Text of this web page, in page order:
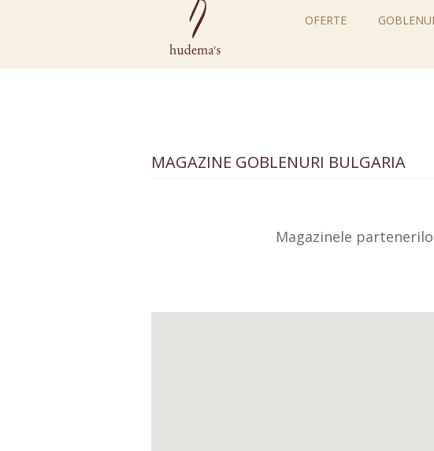
OFERTE
MAGAZINE GOBLENURI BULGARIA
Magazinele